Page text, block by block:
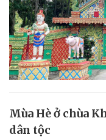
Mùa Hè ở chùa
dân tộc